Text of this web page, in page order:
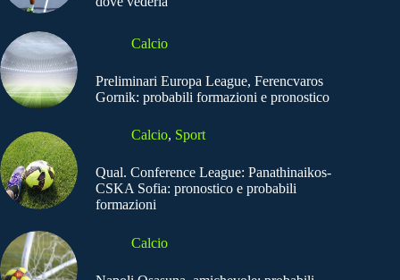
Calcio
Preliminari Europa League, Ferencvaros
Gornik: probabili formazioni e pronostico
Calcio, Sport
Qual. Conference League: Panathinaikos-
CSKA Sofia: pronostico e probabili
formazioni
Calcio